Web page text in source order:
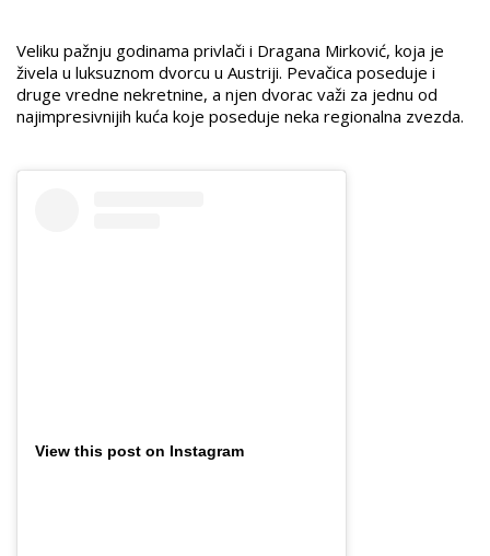
Veliku pažnju godinama privlači i Dragana Mirković, koja je
živela u luksuznom dvorcu u Austriji. Pevačica poseduje i
druge vredne nekretnine, a njen dvorac važi za jednu od
najimpresivnijih kuća koje poseduje neka regionalna zvezda.
View this post on Instagram